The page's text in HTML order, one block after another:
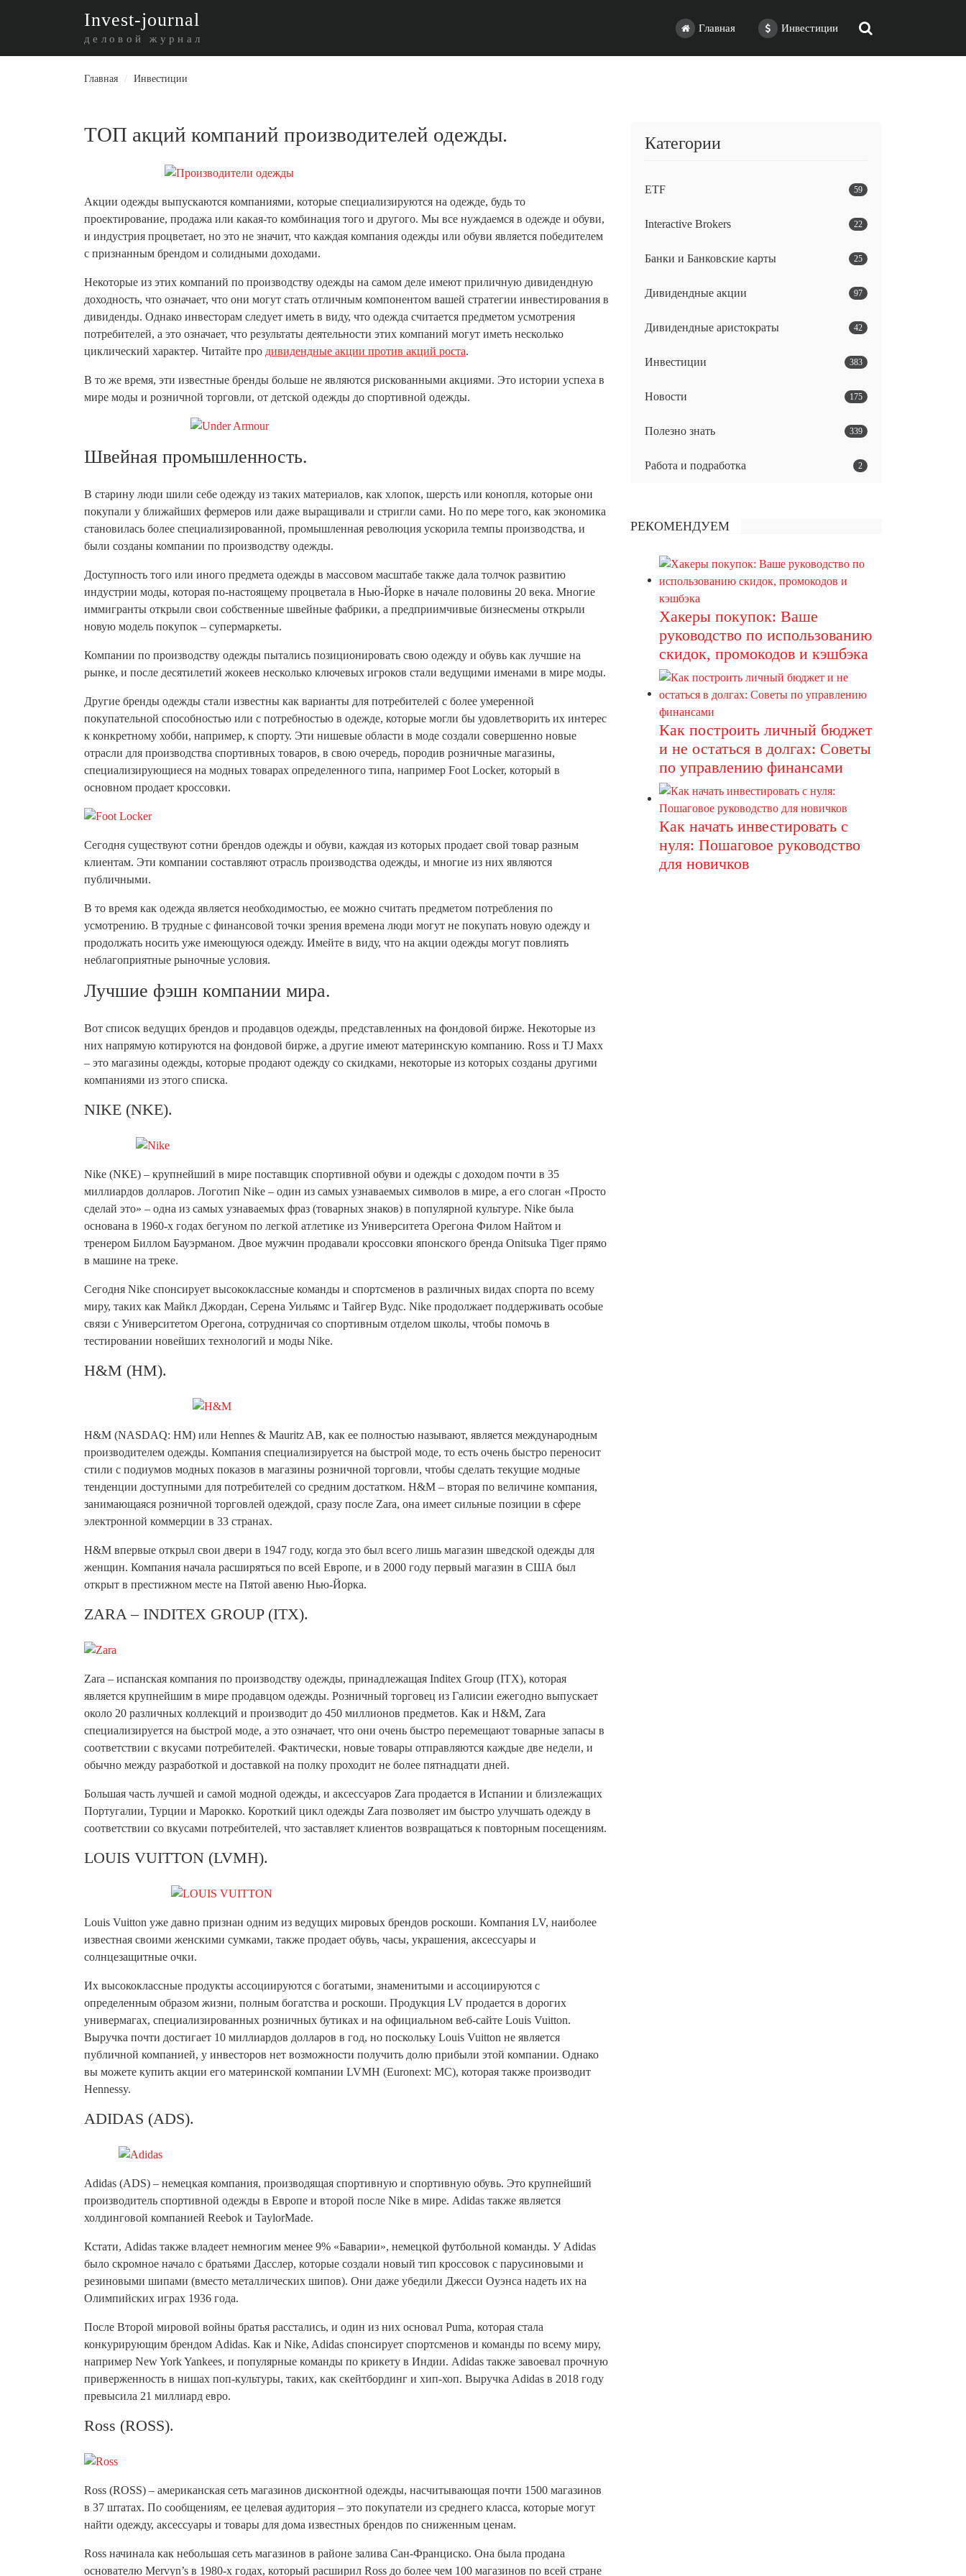
Invest-journal
деловой журнал
Главная Инвестиции
Главная / Инвестиции
ТОП акций компаний производителей одежды.
Акции одежды выпускаются компаниями, которые специализируются на одежде, будь то
проектирование, продажа или какая-то комбинация того и другого. Мы все нуждаемся в одежде и обуви,
и индустрия процветает, но это не значит, что каждая компания одежды или обуви является победителем
с признанным брендом и солидными доходами.
Некоторые из этих компаний по производству одежды на самом деле имеют приличную дивидендную
доходность, что означает, что они могут стать отличным компонентом вашей стратегии инвестирования в
дивиденды. Однако инвесторам следует иметь в виду, что одежда считается предметом усмотрения
потребителей, а это означает, что результаты деятельности этих компаний могут иметь несколько
циклический характер. Читайте про дивидендные акции против акций роста.
В то же время, эти известные бренды больше не являются рискованными акциями. Это истории успеха в
мире моды и розничной торговли, от детской одежды до спортивной одежды.
Швейная промышленность.
В старину люди шили себе одежду из таких материалов, как хлопок, шерсть или конопля, которые они
покупали у ближайших фермеров или даже выращивали и стригли сами. Но по мере того, как экономика
становилась более специализированной, промышленная революция ускорила темпы производства, и
были созданы компании по производству одежды.
Доступность того или иного предмета одежды в массовом масштабе также дала толчок развитию
индустрии моды, которая по-настоящему процветала в Нью-Йорке в начале половины 20 века. Многие
иммигранты открыли свои собственные швейные фабрики, а предприимчивые бизнесмены открыли
новую модель покупок – супермаркеты.
Компании по производству одежды пытались позиционировать свою одежду и обувь как лучшие на
рынке, и после десятилетий жокеев несколько ключевых игроков стали ведущими именами в мире моды.
Другие бренды одежды стали известны как варианты для потребителей с более умеренной
покупательной способностью или с потребностью в одежде, которые могли бы удовлетворить их интерес
к конкретному хобби, например, к спорту. Эти нишевые области в моде создали совершенно новые
отрасли для производства спортивных товаров, в свою очередь, породив розничные магазины,
специализирующиеся на модных товарах определенного типа, например Foot Locker, который в
основном продает кроссовки.
Сегодня существуют сотни брендов одежды и обуви, каждая из которых продает свой товар разным
клиентам. Эти компании составляют отрасль производства одежды, и многие из них являются
публичными.
В то время как одежда является необходимостью, ее можно считать предметом потребления по
усмотрению. В трудные с финансовой точки зрения времена люди могут не покупать новую одежду и
продолжать носить уже имеющуюся одежду. Имейте в виду, что на акции одежды могут повлиять
неблагоприятные рыночные условия.
Лучшие фэшн компании мира.
Вот список ведущих брендов и продавцов одежды, представленных на фондовой бирже. Некоторые из
них напрямую котируются на фондовой бирже, а другие имеют материнскую компанию. Ross и TJ Maxx
– это магазины одежды, которые продают одежду со скидками, некоторые из которых созданы другими
компаниями из этого списка.
NIKE (NKE).
Nike (NKE) – крупнейший в мире поставщик спортивной обуви и одежды с доходом почти в 35
миллиардов долларов. Логотип Nike – один из самых узнаваемых символов в мире, а его слоган «Просто
сделай это» – одна из самых узнаваемых фраз (товарных знаков) в популярной культуре. Nike была
основана в 1960-х годах бегуном по легкой атлетике из Университета Орегона Филом Найтом и
тренером Биллом Бауэрманом. Двое мужчин продавали кроссовки японского бренда Onitsuka Tiger прямо
в машине на треке.
Сегодня Nike спонсирует высококлассные команды и спортсменов в различных видах спорта по всему
миру, таких как Майкл Джордан, Серена Уильямс и Тайгер Вудс. Nike продолжает поддерживать особые
связи с Университетом Орегона, сотрудничая со спортивным отделом школы, чтобы помочь в
тестировании новейших технологий и моды Nike.
H&M (HM).
H&M (NASDAQ: HM) или Hennes & Mauritz AB, как ее полностью называют, является международным
производителем одежды. Компания специализируется на быстрой моде, то есть очень быстро переносит
стили с подиумов модных показов в магазины розничной торговли, чтобы сделать текущие модные
тенденции доступными для потребителей со средним достатком. H&M – вторая по величине компания,
занимающаяся розничной торговлей одеждой, сразу после Zara, она имеет сильные позиции в сфере
электронной коммерции в 33 странах.
H&M впервые открыл свои двери в 1947 году, когда это был всего лишь магазин шведской одежды для
женщин. Компания начала расширяться по всей Европе, и в 2000 году первый магазин в США был
открыт в престижном месте на Пятой авеню Нью-Йорка.
ZARA – INDITEX GROUP (ITX).
Zara – испанская компания по производству одежды, принадлежащая Inditex Group (ITX), которая
является крупнейшим в мире продавцом одежды. Розничный торговец из Галисии ежегодно выпускает
около 20 различных коллекций и производит до 450 миллионов предметов. Как и H&M, Zara
специализируется на быстрой моде, а это означает, что они очень быстро перемещают товарные запасы в
соответствии с вкусами потребителей. Фактически, новые товары отправляются каждые две недели, и
обычно между разработкой и доставкой на полку проходит не более пятнадцати дней.
Большая часть лучшей и самой модной одежды, и аксессуаров Zara продается в Испании и близлежащих
Португалии, Турции и Марокко. Короткий цикл одежды Zara позволяет им быстро улучшать одежду в
соответствии со вкусами потребителей, что заставляет клиентов возвращаться к повторным посещениям.
LOUIS VUITTON (LVMH).
Louis Vuitton уже давно признан одним из ведущих мировых брендов роскоши. Компания LV, наиболее
известная своими женскими сумками, также продает обувь, часы, украшения, аксессуары и
солнцезащитные очки.
Их высококлассные продукты ассоциируются с богатыми, знаменитыми и ассоциируются с
определенным образом жизни, полным богатства и роскоши. Продукция LV продается в дорогих
универмагах, специализированных розничных бутиках и на официальном веб-сайте Louis Vuitton.
Выручка почти достигает 10 миллиардов долларов в год, но поскольку Louis Vuitton не является
публичной компанией, у инвесторов нет возможности получить долю прибыли этой компании. Однако
вы можете купить акции его материнской компании LVMH (Euronext: MC), которая также производит
Hennessy.
ADIDAS (ADS).
Adidas (ADS) – немецкая компания, производящая спортивную и спортивную обувь. Это крупнейший
производитель спортивной одежды в Европе и второй после Nike в мире. Adidas также является
холдинговой компанией Reebok и TaylorMade.
Кстати, Adidas также владеет немногим менее 9% «Баварии», немецкой футбольной команды. У Adidas
было скромное начало с братьями Дасслер, которые создали новый тип кроссовок с парусиновыми и
резиновыми шипами (вместо металлических шипов). Они даже убедили Джесси Оуэнса надеть их на
Олимпийских играх 1936 года.
После Второй мировой войны братья расстались, и один из них основал Puma, которая стала
конкурирующим брендом Adidas. Как и Nike, Adidas спонсирует спортсменов и команды по всему миру,
например New York Yankees, и популярные команды по крикету в Индии. Adidas также завоевал прочную
приверженность в нишах поп-культуры, таких, как скейтбординг и хип-хоп. Выручка Adidas в 2018 году
превысила 21 миллиард евро.
Ross (ROSS).
Ross (ROSS) – американская сеть магазинов дисконтной одежды, насчитывающая почти 1500 магазинов
в 37 штатах. По сообщениям, ее целевая аудитория – это покупатели из среднего класса, которые могут
найти одежду, аксессуары и товары для дома известных брендов по сниженным ценам.
Ross начинала как небольшая сеть магазинов в районе залива Сан-Франциско. Она была продана
основателю Mervyn’s в 1980-х годах, который расширил Ross до более чем 100 магазинов по всей стране
Категории
ETF 59
Interactive Brokers 22
Банки и Банковские карты 25
Дивидендные акции 97
Дивидендные аристократы 42
Инвестиции 383
Новости 175
Полезно знать 339
Работа и подработка 2
РЕКОМЕНДУЕМ
Хакеры покупок: Ваше
руководство по использованию
скидок, промокодов и кэшбэка
Как построить личный бюджет
и не остаться в долгах: Советы
по управлению финансами
Как начать инвестировать с
нуля: Пошаговое руководство
для новичков